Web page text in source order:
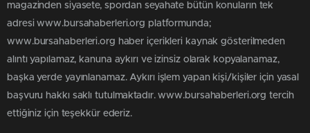
magazinden siyasete, spordan seyahate bütün konuların tek
adresi www.bursahaberleri.org platformunda;
www.bursahaberleri.org haber içerikleri kaynak gösterilmeden
alıntı yapılamaz, kanuna aykırı ve izinsiz olarak kopyalanamaz,
başka yerde yayınlanamaz. Aykırı işlem yapan kişi/kişiler için yasal
başvuru hakkı saklı tutulmaktadır. www.bursahaberleri.org tercih
ettiğiniz için teşekkür ederiz.